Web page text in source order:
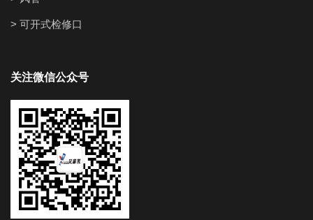
> 可开式检修口
关注微信公众号